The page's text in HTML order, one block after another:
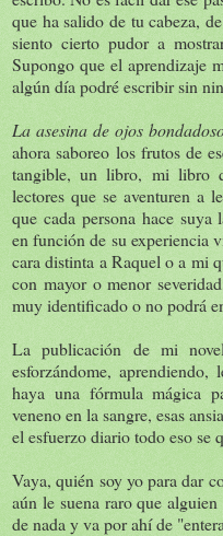
que ha salido de tu cabeza,
siento cierto pudor a
Supongo que el aprendizaje
algún día podré escribir sin
La asesina de ojos
ahora saboreo los frutos de
tangible, un libro, mi libro
lectores que se aventuren a
que cada persona hace
en función de su experiencia
cara distinta a Raquel o a mi
con mayor o menor
muy identificado o no podrá
La publicación de mi
esforzándome,
haya una fórmula mágica
veneno en la sangre, esas
el esfuerzo diario todo eso se
Vaya, quién soy yo para dar
aún le suena raro que
de nada y va por ahí de